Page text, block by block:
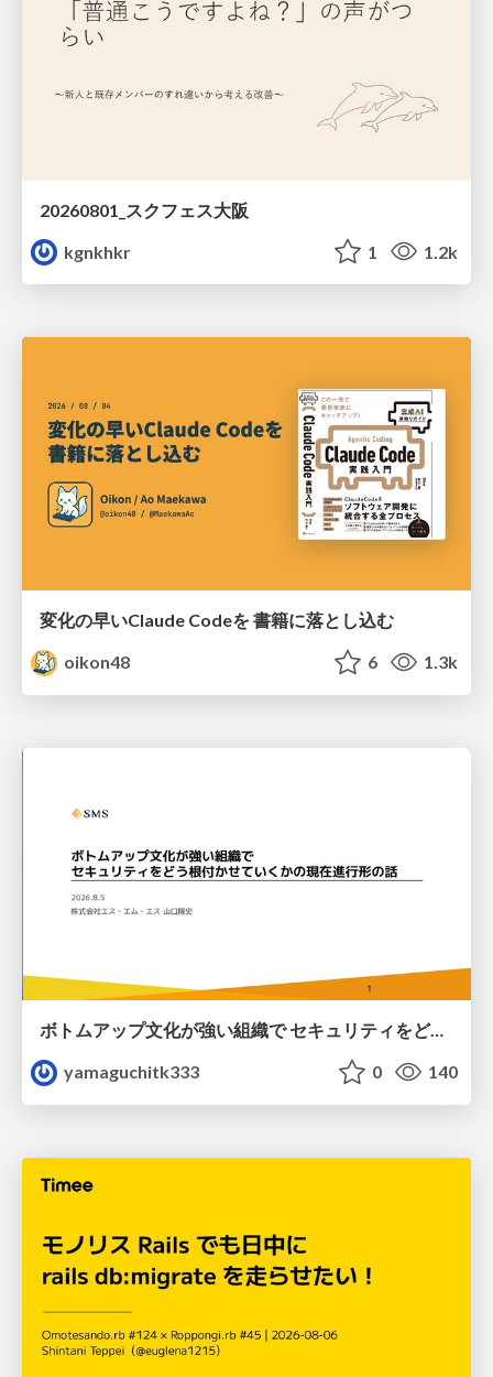
20260801_スクフェス大阪
kgnkhkr
1 1.2k
変化の早いClaude Codeを 書籍に落とし込む
oikon48
6 1.3k
ボトムアップ文化が強い組織で セキュリティをどう根付かせていくかの現在進行形の話 / Making Security Stick in a Bottom-Up Organization
yamaguchitk333
0 140